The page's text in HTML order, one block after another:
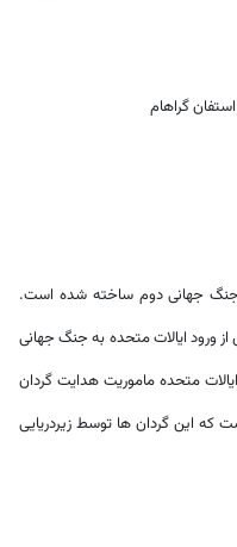
گراهام
جنگ جهانی دوم ساخته شده است.
ورود ایالات متحده به جنگ جهانی
متحده ماموریت هدایت گردان
که این گردان ها توسط زیردریایی